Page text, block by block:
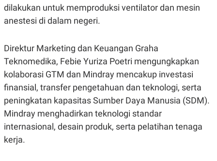
dilakukan untuk memproduksi ventilator dan mesin
anestesi di dalam negeri.
Direktur Marketing dan Keuangan Graha
Teknomedika, Febie Yuriza Poetri mengungkapkan
kolaborasi GTM dan Mindray mencakup investasi
finansial, transfer pengetahuan dan teknologi, serta
peningkatan kapasitas Sumber Daya Manusia (SDM).
Mindray menghadirkan teknologi standar
internasional, desain produk, serta pelatihan tenaga
kerja.